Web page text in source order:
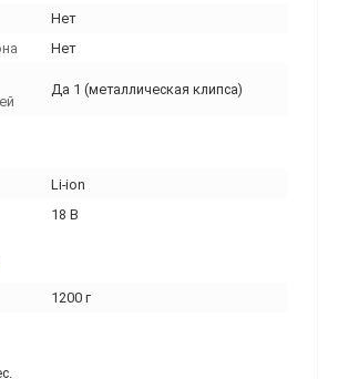
Нет
Нет
Да 1 (металлическая клипса)
Li-ion
18 В
1200 г